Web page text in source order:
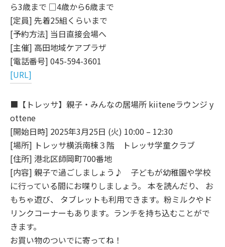
ら3歳まで □4歳から6歳まで
[定員] 先着25組くらいまで
[予約方法] 当日直接会場へ
[主催] 高田地域ケアプラザ
[電話番号] 045-594-3601
[URL]
■【トレッサ】親子・みんなの居場所 kiiteneラウンジ y
ottene
[開始日時] 2025年3月25日 (火) 10:00 – 12:30
[場所] トレッサ横浜南棟３階 トレッサ学童クラブ
[住所] 港北区師岡町700番地
[内容] 親子で過ごしましょう♪ 子どもが幼稚園や学校
に行っている間にお喋りしましょう。 本を読んだり、 お
もちゃ遊び、 タブレットも利用できます。粉ミルクやド
リンクコーナーもあります。ランチを持ち込むことがで
きます。
お買い物のついでに寄ってね！